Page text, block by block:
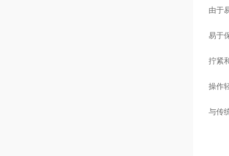
由于
易于
拧紧
操作
与传